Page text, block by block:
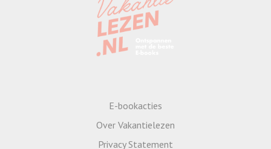
E-bookacties
Over Vakantielezen
Privacy Statement